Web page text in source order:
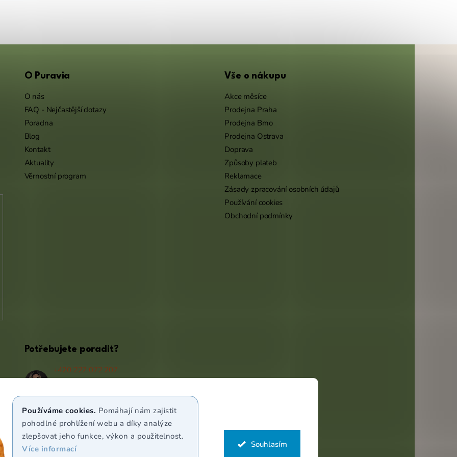
Používáme cookies. Pomáhají nám zajistit
pohodlné prohlížení webu a díky analýze
zlepšovat jeho funkce, výkon a použitelnost.
Více informací
Souhlasím
O Puravia
O nás
FAQ - Nejčastější dotazy
Poradna
Blog
Kontakt
Aktuality
Věrnostní program
Vše o nákupu
Akce měsíce
Prodejna Praha
Prodejna Brno
Prodejna Ostrava
Doprava
Způsoby plateb
Reklamace
Zásady zpracování osobních údajů
Používání cookies
Obchodní podmínky
Potřebujete poradit?
+420 227 072 207
info@puravia.cz
WhatsApp